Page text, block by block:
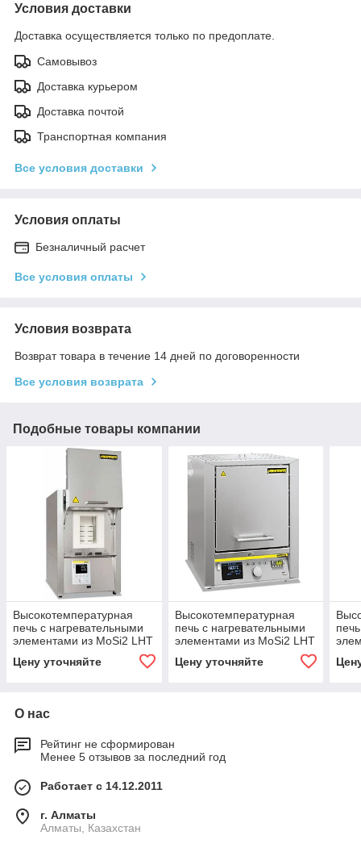
Условия доставки
Доставка осуществляется только по предоплате.
Самовывоз
Доставка курьером
Доставка почтой
Транспортная компания
Все условия доставки
Условия оплаты
Безналичный расчет
Все условия оплаты
Условия возврата
Возврат товара в течение 14 дней по договоренности
Все условия возврата
Подобные товары компании
Высокотемпературная
печь с нагревательными
элементами из MoSi2 LHT
Цену уточняйте
Высокотемпературная
печь с нагревательными
элементами из MoSi2 LHT
Цену уточняйте
О нас
Рейтинг не сформирован
Менее 5 отзывов за последний год
Работает с 14.12.2011
г. Алматы
Алматы, Казахстан